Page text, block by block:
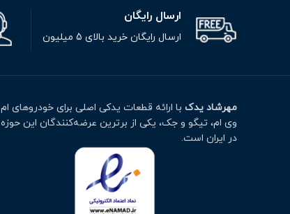
ارسال رایگان
ارسال رایگان خرید بالای 5 میلیون
مهرشاد یدک با ارائه قطعات یدکی اصلی برای خودروهای ام
وی ام، تیگو و جک، یکی از برترین عرضه‌کنندگان این حوزه
در ایران است.